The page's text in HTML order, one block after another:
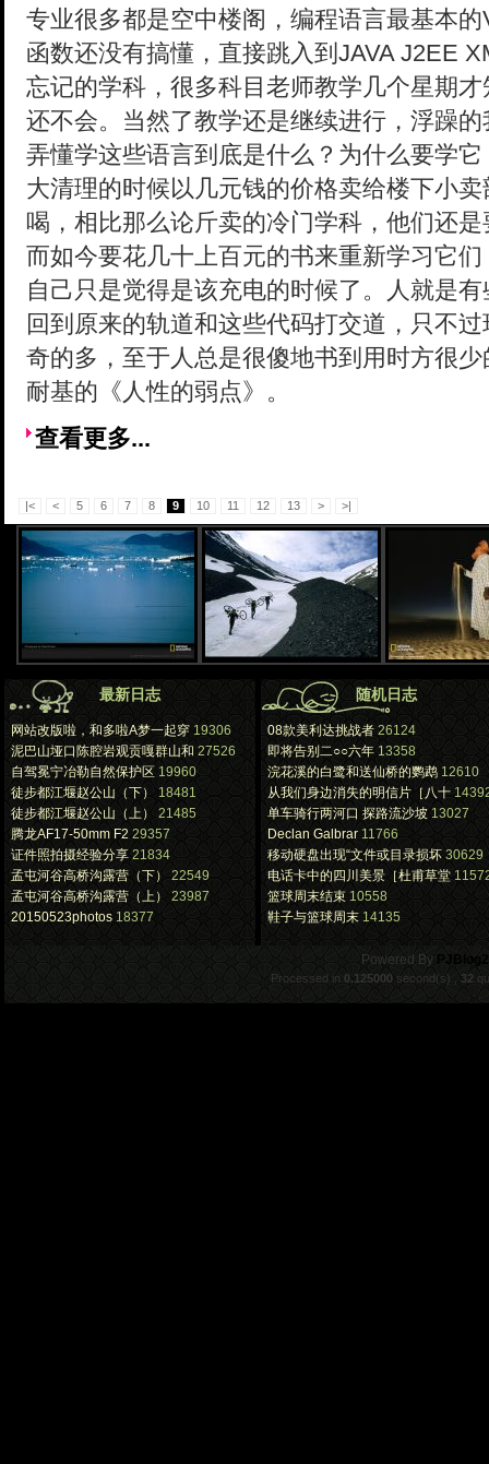
专业很多都是空中楼阁，编程语言最基本
函数还没有搞懂，直接跳入到JAVA J2EE
忘记的学科，很多科目老师教学几个星期
还不会。当然了教学还是继续进行，浮躁
弄懂学这些语言到底是什么？为什么要学
大清理的时候以几元钱的价格卖给楼下小
喝，相比那么论斤卖的冷门学科，他们还
而如今要花几十上百元的书来重新学习它
自己只是觉得是该充电的时候了。人就是
回到原来的轨道和这些代码打交道，只不
奇的多，至于人总是很傻地书到用时方很
耐基的《人性的弱点》。
查看更多...
|< < 5 6 7 8 9 10 11 12 13 > >|
最新日志
网站改版啦，和多啦A梦一起穿 19306
泥巴山垭口陈腔岩观贡嘎群山和 27526
自驾冕宁冶勒自然保护区 19960
徒步都江堰赵公山（下）
18481
徒步都江堰赵公山（上）
21485
腾龙AF17-50mm F2 29357
证件照拍摄经验分享 21834
孟屯河谷高桥沟露营（下） 22549
孟屯河谷高桥沟露营（上）
23987
20150523photos 18377
随机日志
08款美利达挑战者 26124
即将告别二○○六年 13358
浣花溪的白鹭和送仙桥的鹦鹉 12610
从我们身边消失的明信片［八十
单车骑行两河口 探路流沙坡 13027
Declan Galbrar 11766
移动硬盘出现“文件或目录损坏 30629
电话卡中的四川美景［杜甫草堂
篮球周末结束 10558
鞋子与篮球周末 14135
.
Powered By
Processed in 0.125000 second(s) , 32